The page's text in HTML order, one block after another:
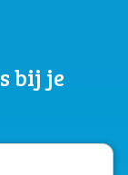
bij je